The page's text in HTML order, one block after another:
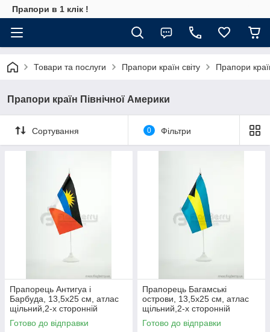
Прапори в 1 клік !
Товари та послуги Прапори країн світу Прапори
Прапори країн Північної Америки
Сортування 0 Фільтри
Прапорець Антигуа і
Барбуда, 13,5х25 см, атлас
щільний,2-х сторонній
Готово до відправки
Прапорець Багамські
острови, 13,5х25 см, атлас
щільний,2-х сторонній
Готово до відправки